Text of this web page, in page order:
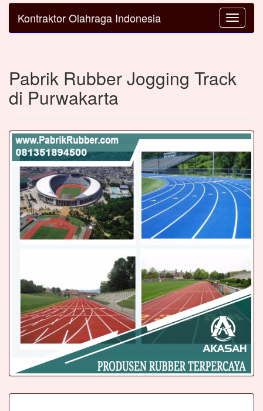
Toggle
Kontraktor Olahraga Indonesia
Pabrik Rubber Jogging Track
di Purwakarta